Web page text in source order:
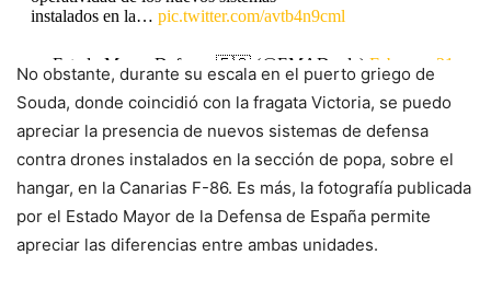
instalados en la… pic.twitter.com/avtb4n9cml
— Estado Mayor Defensa 🇪🇸 (@EMADmde) February 21,
2024
No obstante, durante su escala en el puerto griego de
Souda, donde coincidió con la fragata Victoria, se puedo
apreciar la presencia de nuevos sistemas de defensa
contra drones instalados en la sección de popa, sobre el
hangar, en la Canarias F-86. Es más, la fotografía publicada
por el Estado Mayor de la Defensa de España permite
apreciar las diferencias entre ambas unidades.